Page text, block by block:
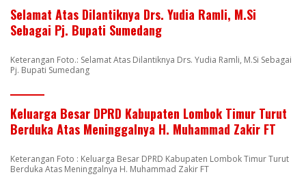
Selamat Atas Dilantiknya Drs. Yudia Ramli, M.Si
Sebagai Pj. Bupati Sumedang
Keterangan Foto.: Selamat Atas Dilantiknya Drs. Yudia Ramli, M.Si Sebagai
Pj. Bupati Sumedang
Keluarga Besar DPRD Kabupaten Lombok Timur Turut
Berduka Atas Meninggalnya H. Muhammad Zakir FT
Keterangan Foto : Keluarga Besar DPRD Kabupaten Lombok Timur Turut
Berduka Atas Meninggalnya H. Muhammad Zakir FT